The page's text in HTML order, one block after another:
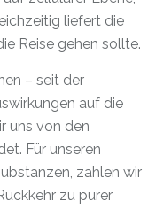
liefert die
Reise gehen sollte.
– seit der
auf die
uns von den
Für unseren
zahlen wir
zu purer